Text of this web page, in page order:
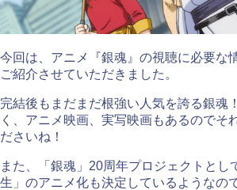
今回は、アニメ『銀魂』の視聴に必要な
ご紹介させていただきました。
完結後もまだまだ根強い人気を誇る銀魂
く、アニメ映画、実写映画もあるのでそ
ださいね！
また、「銀魂」20周年プロジェクトとし
生」のアニメ化も決定しているようなの